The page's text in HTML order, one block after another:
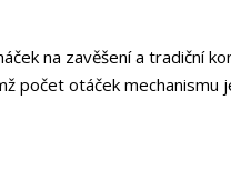
na zavěšení a tradiční
počet otáček mechanismu